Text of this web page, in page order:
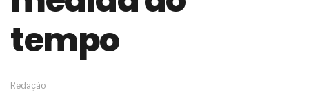
de governança das organizações
estratégia competitiva nas empresas
As variações dimensionais dos produtos de
tempo
Redação